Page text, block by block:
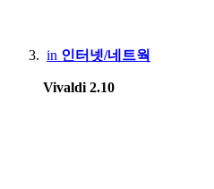
Blackberry 9790
in 인터넷/네트웍
Vivaldi 2.10